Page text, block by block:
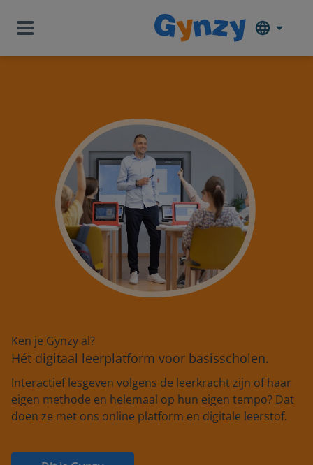
Ken je Gynzy al?
Hét digitaal leerplatform voor basisscholen.
Interactief lesgeven volgens de leerkracht zijn of haar
eigen methode en helemaal op hun eigen tempo? Dat
doen ze met ons online platform en digitale leerstof.